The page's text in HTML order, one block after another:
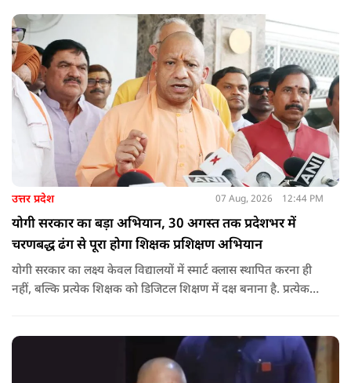
ताकि विद्यार्थियों और आम नागरिकों की सुरक्षा सुनिश्चित की जा सके.
उत्तर प्रदेश 07 Aug, 2026 12:44 PM
योगी सरकार का बड़ा अभियान, 30 अगस्त तक प्रदेशभर में
चरणबद्ध ढंग से पूरा होगा शिक्षक प्रशिक्षण अभियान
योगी सरकार का लक्ष्य केवल विद्यालयों में स्मार्ट क्लास स्थापित करना ही
नहीं, बल्कि प्रत्येक शिक्षक को डिजिटल शिक्षण में दक्ष बनाना है. प्रत्येक